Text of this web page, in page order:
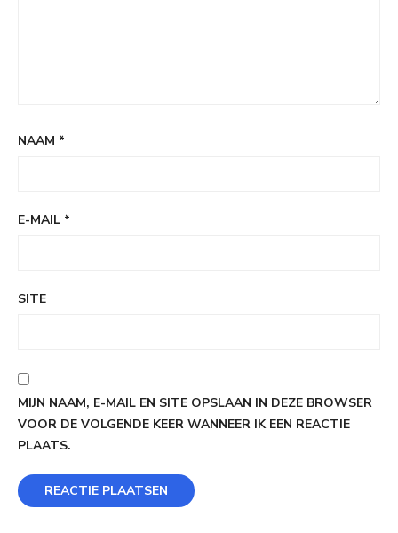
NAAM *
E-MAIL *
SITE
MIJN NAAM, E-MAIL EN SITE OPSLAAN IN DEZE BROWSER
VOOR DE VOLGENDE KEER WANNEER IK EEN REACTIE
PLAATS.